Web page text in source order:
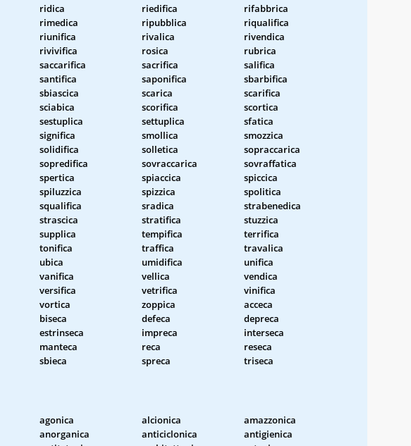
ridica riedifica
rifabbrica
rimedica ripubblica
riqualifica
riunifica rivalica
rivendica
rivivifica rosica
rubrica
saccarifica sacrifica
salifica
santifica saponifica
sbarbifica
sbiascica scarica
scarifica
sciabica scorifica
scortica
sestuplica settuplica
sfatica
significa smollica
smozzica
solidifica solletica
sopraccarica
sopredifica sovraccarica
sovraffatica
spertica spiaccica
spiccica
spiluzzica spizzica
spolitica
squalifica sradica
strabenedica
strascica stratifica
stuzzica
supplica tempifica
terrifica
tonifica traffica
travalica
ubica umidifica
unifica
vanifica vellica
vendica
versifica vetrifica
vinifica
vortica zoppica
acceca
biseca defeca
depreca
estrinseca impreca
interseca
manteca reca
reseca
sbieca spreca triseca
agonica alcionica
amazzonica
anorganica anticiclonica
antigienica